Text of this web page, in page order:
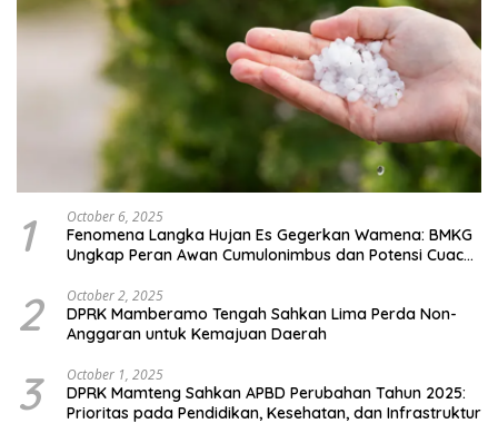
1 October 6, 2025
Fenomena Langka Hujan Es Gegerkan Wamena: BMKG
Ungkap Peran Awan Cumulonimbus dan Potensi Cuaca
2 October 2, 2025
DPRK Mamberamo Tengah Sahkan Lima Perda Non-
Anggaran untuk Kemajuan Daerah
3 October 1, 2025
DPRK Mamteng Sahkan APBD Perubahan Tahun 2025:
Prioritas pada Pendidikan, Kesehatan, dan Infrastruktur